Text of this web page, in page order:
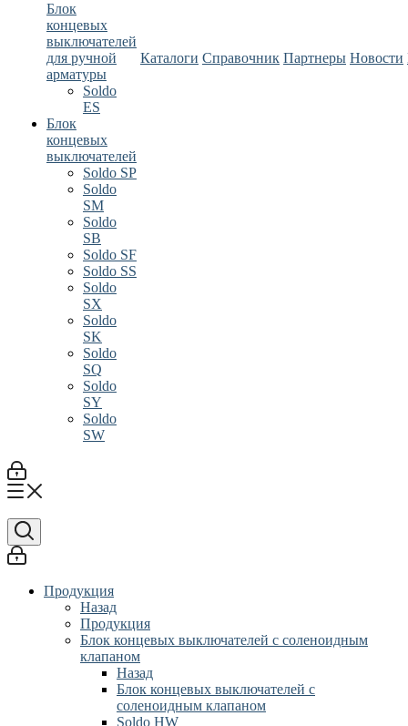
Блок
концевых
выключателей
для ручной
арматуры
Soldo
ES
Блок
концевых
выключателей
Soldo SP
Soldo
SM
Soldo
SB
Soldo SF
Soldo SS
Soldo
SX
Soldo
SK
Soldo
SQ
Soldo
SY
Soldo
SW
Каталоги Справочник Партнеры Новости
Продукция
Назад
Продукция
Блок концевых выключателей с соленоидным
клапаном
Назад
Блок концевых выключателей с
соленоидным клапаном
Soldo HW